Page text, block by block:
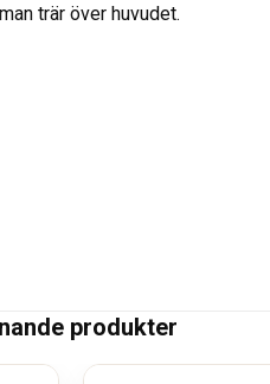
trär över huvudet.
produkter